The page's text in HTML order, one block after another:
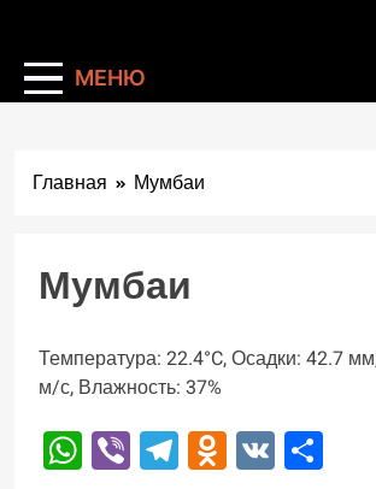
МЕНЮ
Главная Мумбаи
Мумбаи
Температура: 22.4°C, Осадки: 42.7
м/с, Влажность: 37%
WhatsApp
ViberTelegram
VK